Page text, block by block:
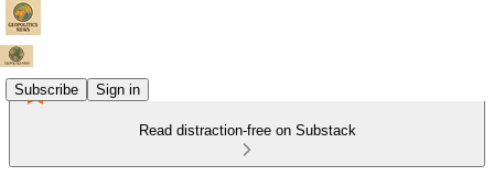
Subscribe Sign in
Read distraction-free on Substack